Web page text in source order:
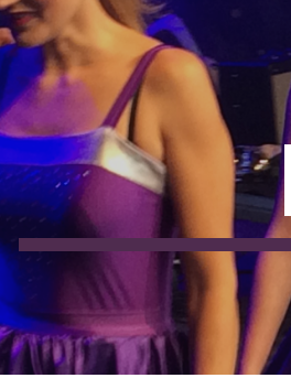
Skip to main